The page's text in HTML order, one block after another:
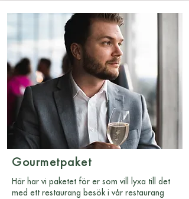
Gourmetpaket
Här har vi paketet för er som vill lyxa till det
med ett restaurang besök i vår restaurang